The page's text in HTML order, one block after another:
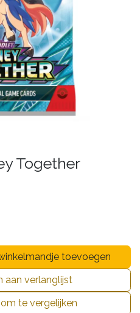
Together
toevoegen
te vergelijken
aan verlanglijst